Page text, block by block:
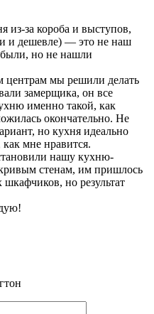
из-за короба и выступов,
и дешевле) — это не наш
но не нашли
центрам мы решили делать
замерщика, он все
именно такой, как
окончательно. Не
но кухня идеально
мне нравится.
нашу кухню-
стенам, им пришлось
но результат